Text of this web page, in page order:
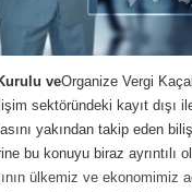
veOrganize Vergi
sektöründeki kayıt dışı
yakından takip eden
bu konuyu biraz ayrıntılı
ülkemiz ve ekonomimiz